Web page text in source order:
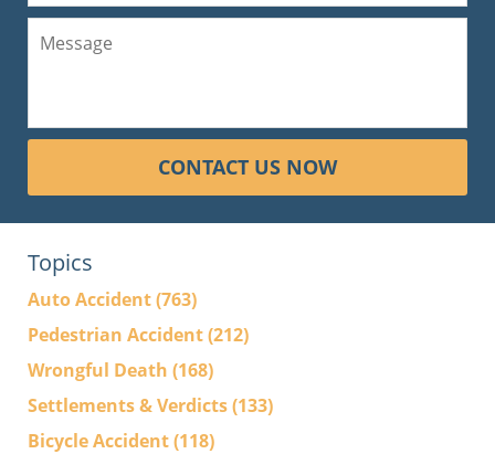
CONTACT US NOW
Topics
Auto Accident(763)
Pedestrian Accident(212)
Wrongful Death (168)
Settlements & Verdicts(133)
Bicycle Accident(118)